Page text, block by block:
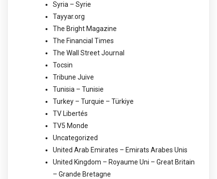
Syria – Syrie
Tayyar.org
The Bright Magazine
The Financial Times
The Wall Street Journal
Tocsin
Tribune Juive
Tunisia – Tunisie
Turkey – Turquie – Türkiye
TV Libertés
TV5 Monde
Uncategorized
United Arab Emirates – Emirats Arabes Unis
United Kingdom – Royaume Uni – Great Britain
– Grande Bretagne